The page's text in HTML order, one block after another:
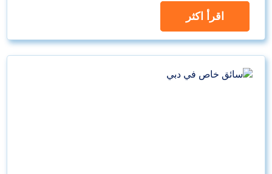
اقرأ اكثر